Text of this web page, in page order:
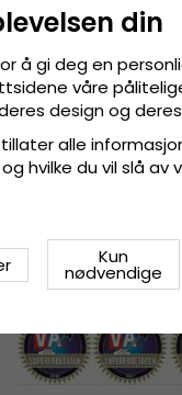
Våre butikker i Europa:
din
å gi deg en
våre
design og
tillater alle
hvilke du vil slå av
Kun
nødvendige